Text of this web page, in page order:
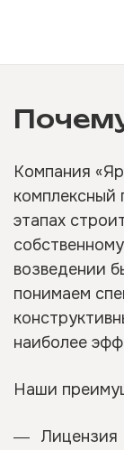
Компания
комплексный
этапах
возведении
понимаем
наиболее
Наши
Лицензия